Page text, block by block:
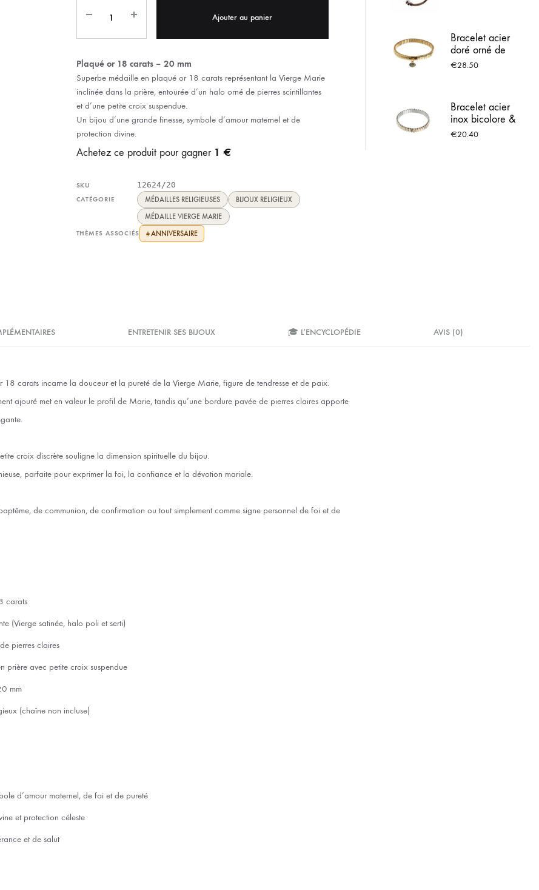
SOUVENIRS DE LOURDES
Ajouter au panier
Plaqué or 18 carats – 20 mm
Superbe médaille en plaqué or 18 carats représentant la Vierge Marie
inclinée dans la prière, entourée d’un halo orné de pierres scintillantes
et d’une petite croix suspendue.
Un bijou d’une grande finesse, symbole d’amour maternel et de
protection divine.
Achetez ce produit pour gagner 1 €
SKU 12624/20
CATÉGORIE MÉDAILLES RELIGIEUSES
BIJOUX RELIGIEUX
MÉDAILLE VIERGE MARIE
THÈMES ASSOCIÉS #ANNIVERSAIRE
Bracelet acier
doré orné de
strass brillants
€28.50
Bracelet acier
inox bicolore &
Croix strassée
€20.40
ENTRETENIR SES BIJOUX 🎓 L’ENCYCLOPÉDIE AVIS (0)
18 carats incarne la douceur et la pureté de la Vierge Marie, figure de tendresse et de paix.
ajouré met en valeur le profil de Marie, tandis qu’une bordure pavée de pierres claires apporte
croix discrète souligne la dimension spirituelle du bijou.
parfaite pour exprimer la foi, la confiance et la dévotion mariale.
de communion, de confirmation ou tout simplement comme signe personnel de foi et de
carats
(Vierge satinée, halo poli et serti)
pierres claires
prière avec petite croix suspendue
mm
(chaîne non incluse)
d’amour maternel, de foi et de pureté
et protection céleste
et de salut